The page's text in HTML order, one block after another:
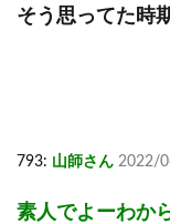
そう思ってた時
793: 山師さん 2022/
素人でよーわか